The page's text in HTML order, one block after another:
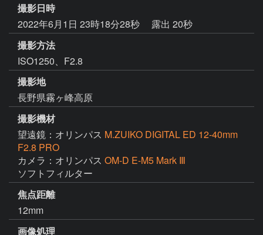
撮影日時
2022年6月1日 23時18分28秒
露出 20秒
撮影方法
ISO1250、F2.8
撮影地
長野県霧ヶ峰高原
撮影機材
望遠鏡：オリンパス M.ZUIKO DIGITAL ED 12-40mm
F2.8 PRO
カメラ：オリンパス OM-D E-M5 Mark Ⅲ
ソフトフィルター
焦点距離
12mm
画像処理